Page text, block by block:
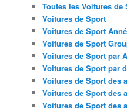
Toutes les Voitures
Voitures de Sport
Voitures de Sport
Voitures de Sport
Voitures de Sport par
Voitures de Sport par
Voitures de Sport des
Voitures de Sport des
Voitures de Sport des